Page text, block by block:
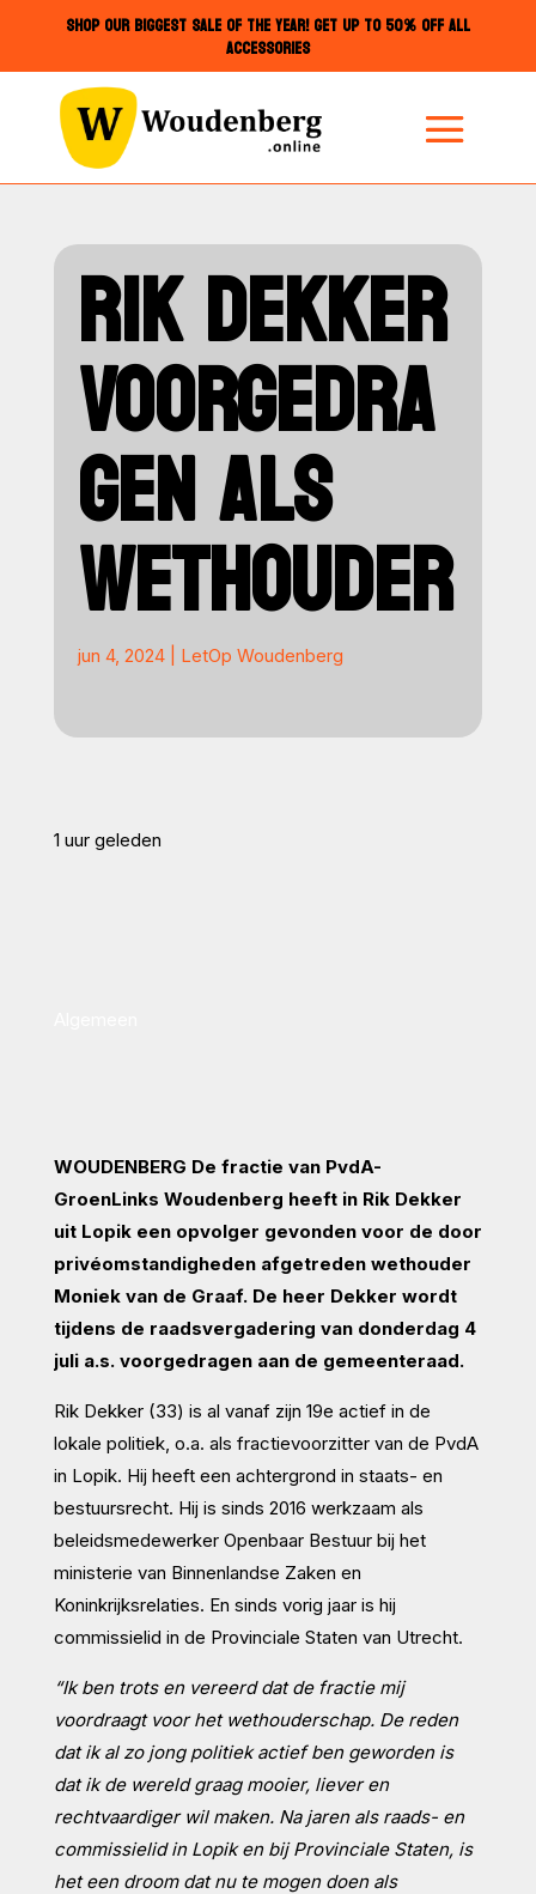
SHOP OUR BIGGEST SALE OF THE YEAR! GET UP TO 50% OFF ALL
ACCESSORIES
RIK DEKKER
VOORGEDRA
GEN ALS
WETHOUDER
jun 4, 2024| LetOp Woudenberg
1 uur geleden
WOUDENBERG De fractie van PvdA-
GroenLinks Woudenberg heeft in Rik Dekker
uit Lopik een opvolger gevonden voor de door
privéomstandigheden afgetreden wethouder
Moniek van de Graaf. De heer Dekker wordt
tijdens de raadsvergadering van donderdag 4
juli a.s. voorgedragen aan de gemeenteraad.
Rik Dekker (33) is al vanaf zijn 19e actief in de
lokale politiek, o.a. als fractievoorzitter van de PvdA
in Lopik. Hij heeft een achtergrond in staats- en
bestuursrecht. Hij is sinds 2016 werkzaam als
beleidsmedewerker Openbaar Bestuur bij het
ministerie van Binnenlandse Zaken en
Koninkrijksrelaties. En sinds vorig jaar is hij
commissielid in de Provinciale Staten van Utrecht.
“Ik ben trots en vereerd dat de fractie mij
voordraagt voor het wethouderschap. De reden
dat ik al zo jong politiek actief ben geworden is
dat ik de wereld graag mooier, liever en
rechtvaardiger wil maken. Na jaren als raads- en
commissielid in Lopik en bij Provinciale Staten, is
het een droom dat nu te mogen doen als